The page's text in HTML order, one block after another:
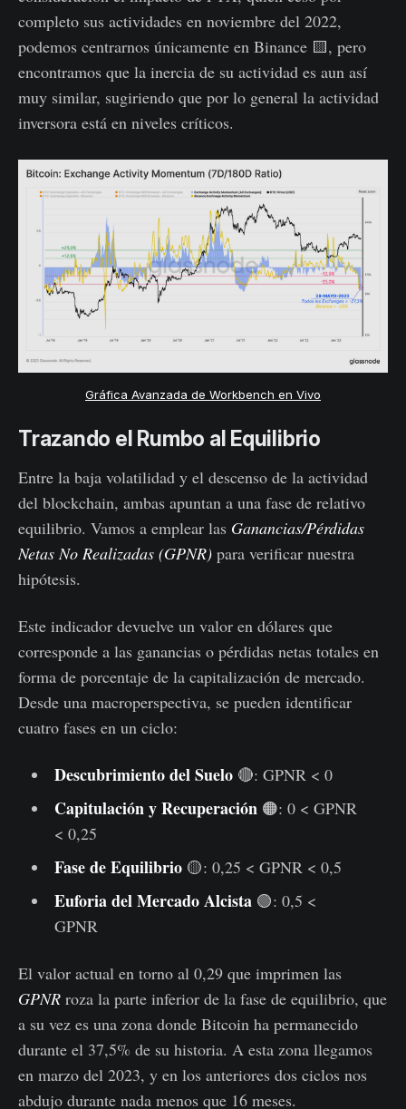
completo sus actividades en noviembre del 2022,
podemos centrarnos únicamente en Binance 🟨, pero
encontramos que la inercia de su actividad es aun así
muy similar, sugiriendo que por lo general la actividad
inversora está en niveles críticos.
Gráfica Avanzada de Workbench en Vivo
Trazando el Rumbo al Equilibrio
Entre la baja volatilidad y el descenso de la actividad
del blockchain, ambas apuntan a una fase de relativo
equilibrio. Vamos a emplear las Ganancias/Pérdidas
Netas No Realizadas (GPNR) para verificar nuestra
hipótesis.
Este indicador devuelve un valor en dólares que
corresponde a las ganancias o pérdidas netas totales en
forma de porcentaje de la capitalización de mercado.
Desde una macroperspectiva, se pueden identificar
cuatro fases en un ciclo:
Descubrimiento del Suelo🔴: GPNR < 0
Capitulación y Recuperación🟠: 0 < GPNR
< 0,25
Fase de Equilibrio🟡: 0,25 < GPNR < 0,5
Euforia del Mercado Alcista🟢: 0,5 <
GPNR
El valor actual en torno al 0,29 que imprimen las
GPNR roza la parte inferior de la fase de equilibrio, que
a su vez es una zona donde Bitcoin ha permanecido
durante el 37,5% de su historia. A esta zona llegamos
en marzo del 2023, y en los anteriores dos ciclos nos
abdujo durante nada menos que 16 meses.